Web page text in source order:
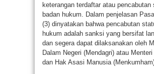
keterangan terdaftar atau pencabutan
badan hukum. Dalam penjelasan
(3) dinyatakan bahwa pencabutan
hukum adalah sanksi yang bersifat
dan segera dapat dilaksanakan oleh
Dalam Negeri (Mendagri) atau
dan Hak Asasi Manusia